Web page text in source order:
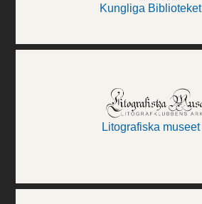
Kungliga Biblioteket
Litografiska museet